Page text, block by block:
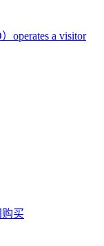
operates a visitor
购买